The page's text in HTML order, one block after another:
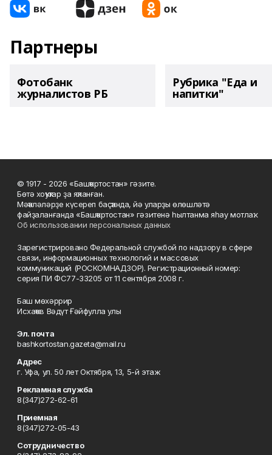
Партнеры
Фотобанк
журналистов РБ
Рубрика "Еда и
напитки"
© 1917 - 2026 «Башҡортостан» гәзите.
Бөтә хоҡуҡтар ҙа яҡланған.
Мәҡәләләрҙе күсереп баҫҡанда, йә уларҙы өлөшләтә
файҙаланғанда «Башҡортостан» гәзитенә һылтанма яһау мотлаҡ.
Об использовании персональных данных
Зарегистрировано Федеральной службой по надзору в сфере
связи, информационных технологий и массовых
коммуникаций (РОСКОМНАДЗОР). Регистрационный номер:
серия ПИ ФС77-33205 от 11 сентября 2008 г.
Баш мөхәррир
Исхаҡов Вәдүт Ғәйфулла улы
Эл. почта
bashkortostan.gazeta@mail.ru
Адрес
г. Уфа, ул. 50 лет Октября, 13, 5-й этаж
Рекламная служба
8(347)272-62-61
Приемная
8(347)272-05-43
Сотрудничество